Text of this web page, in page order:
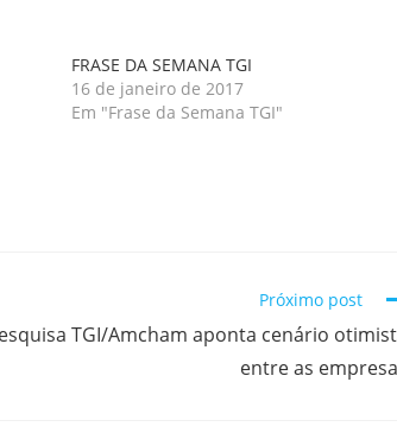
FRASE DA SEMANA TGI
16 de janeiro de 2017
Em "Frase da Semana TGI"
Próximo post
TGI/Amcham aponta cenário
entre as